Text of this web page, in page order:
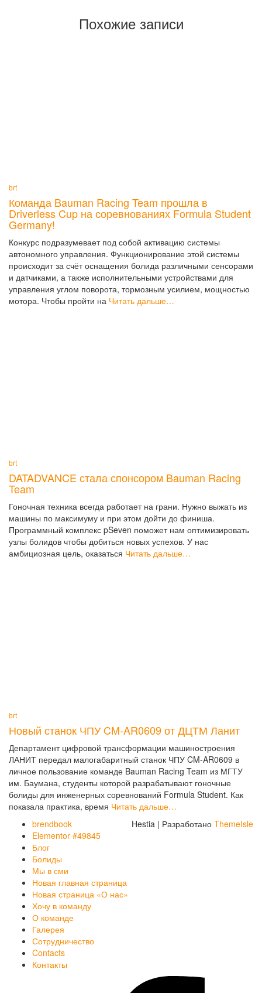
Похожие записи
brt
Команда Bauman Racing Team прошла в
Driverless Cup на соревнованиях Formula Student
Germany!
Конкурс подразумевает под собой активацию системы
автономного управления. Функционирование этой системы
происходит за счёт оснащения болида различными сенсорами
и датчиками, а также исполнительными устройствами для
управления углом поворота, тормозным усилием, мощностью
мотора. Чтобы пройти на Читать дальше…
brt
DATADVANCE стала спонсором Bauman Racing
Team
Гоночная техника всегда работает на грани. Нужно выжать из
машины по максимуму и при этом дойти до финиша.
Программный комплекс pSeven поможет нам оптимизировать
узлы болидов чтобы добиться новых успехов. У нас
амбициозная цель, оказаться Читать дальше…
brt
Новый станок ЧПУ CM-AR0609 от ДЦТМ Ланит
Департамент цифровой трансформации машиностроения
ЛАНИТ передал малогабаритный станок ЧПУ CM-AR0609 в
личное пользование команде Bauman Racing Team из МГТУ
им. Баумана, студенты которой разрабатывают гоночные
болиды для инженерных соревнований Formula Student. Как
показала практика, время Читать дальше…
brendbook
Elementor #49845
Блог
Болиды
Мы в сми
Новая главная страница
Новая страница «О нас»
Хочу в команду
О команде
Галерея
Сотрудничество
Contacts
Контакты
Hestia | Разработано ThemeIsle